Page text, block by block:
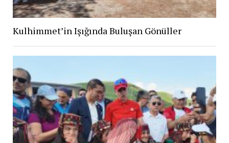
Kulhimmet’in Işığında Buluşan Gönüller